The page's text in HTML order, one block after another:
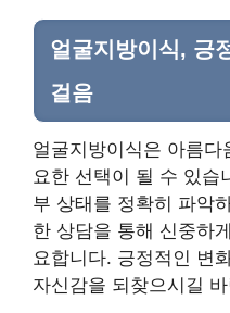
얼굴지방이식, 긍
걸음
얼굴지방이식은 아름
요한 선택이 될 수 있습
부 상태를 정확히 파악
한 상담을 통해 신중하
요합니다. 긍정적인 변
자신감을 되찾으시길